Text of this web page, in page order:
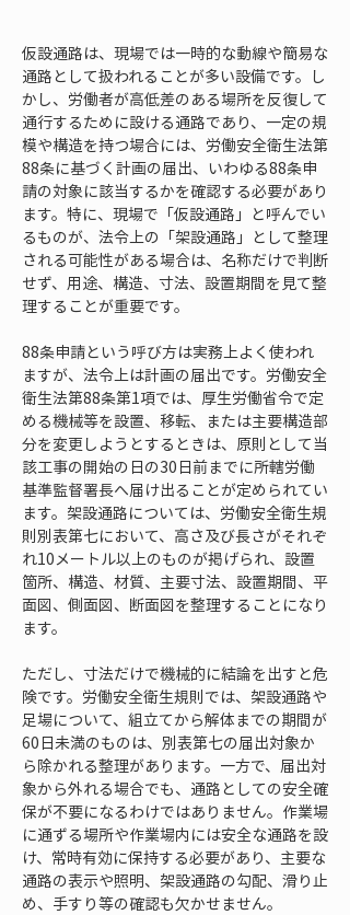
仮設通路は、現場では一時的な動線や簡易な
通路として扱われることが多い設備です。し
かし、労働者が高低差のある場所を反復して
通行するために設ける通路であり、一定の規
模や構造を持つ場合には、労働安全衛生法第
88条に基づく計画の届出、いわゆる88条申
請の対象に該当するかを確認する必要があり
ます。特に、現場で「仮設通路」と呼んでい
るものが、法令上の「架設通路」として整理
される可能性がある場合は、名称だけで判断
せず、用途、構造、寸法、設置期間を見て整
理することが重要です。
88条申請という呼び方は実務上よく使われ
ますが、法令上は計画の届出です。労働安全
衛生法第88条第1項では、厚生労働省令で定
める機械等を設置、移転、または主要構造部
分を変更しようとするときは、原則として当
該工事の開始の日の30日前までに所轄労働
基準監督署長へ届け出ることが定められてい
ます。架設通路については、労働安全衛生規
則別表第七において、高さ及び長さがそれぞ
れ10メートル以上のものが掲げられ、設置
箇所、構造、材質、主要寸法、設置期間、平
面図、側面図、断面図を整理することになり
ます。
ただし、寸法だけで機械的に結論を出すと危
険です。労働安全衛生規則では、架設通路や
足場について、組立てから解体までの期間が
60日未満のものは、別表第七の届出対象か
ら除かれる整理があります。一方で、届出対
象から外れる場合でも、通路としての安全確
保が不要になるわけではありません。作業場
に通ずる場所や作業場内には安全な通路を設
け、常時有効に保持する必要があり、主要な
通路の表示や照明、架設通路の勾配、滑り止
め、手すり等の確認も欠かせません。